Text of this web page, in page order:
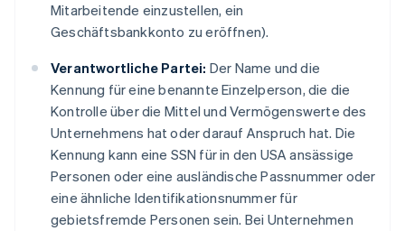
Mitarbeitende einzustellen, ein
Geschäftsbankkonto zu eröffnen).
Verantwortliche Partei: Der Name und die
Kennung für eine benannte Einzelperson, die die
Kontrolle über die Mittel und Vermögenswerte des
Unternehmens hat oder darauf Anspruch hat. Die
Kennung kann eine SSN für in den USA ansässige
Personen oder eine ausländische Passnummer oder
eine ähnliche Identifikationsnummer für
gebietsfremde Personen sein. Bei Unternehmen